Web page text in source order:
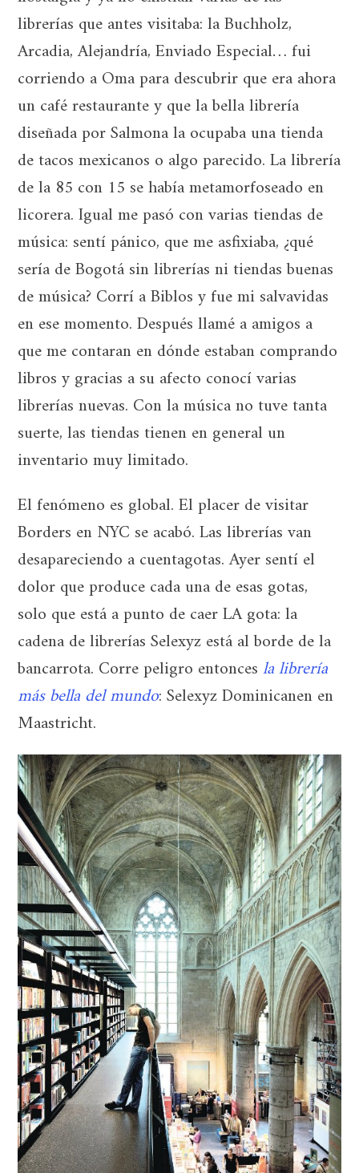
librerías que antes visitaba: la Buchholz,
Arcadia, Alejandría, Enviado Especial… fui
corriendo a Oma para descubrir que era ahora
un café restaurante y que la bella librería
diseñada por Salmona la ocupaba una tienda
de tacos mexicanos o algo parecido. La librería
de la 85 con 15 se había metamorfoseado en
licorera. Igual me pasó con varias tiendas de
música: sentí pánico, que me asfixiaba, ¿qué
sería de Bogotá sin librerías ni tiendas buenas
de música? Corrí a Biblos y fue mi salvavidas
en ese momento. Después llamé a amigos a
que me contaran en dónde estaban comprando
libros y gracias a su afecto conocí varias
librerías nuevas. Con la música no tuve tanta
suerte, las tiendas tienen en general un
inventario muy limitado.
El fenómeno es global. El placer de visitar
Borders en NYC se acabó. Las librerías van
desapareciendo a cuentagotas. Ayer sentí el
dolor que produce cada una de esas gotas,
solo que está a punto de caer LA gota: la
cadena de librerías Selexyz está al borde de la
bancarrota. Corre peligro entoncesla librería
más bella del mundo: Selexyz Dominicanen en
Maastricht.